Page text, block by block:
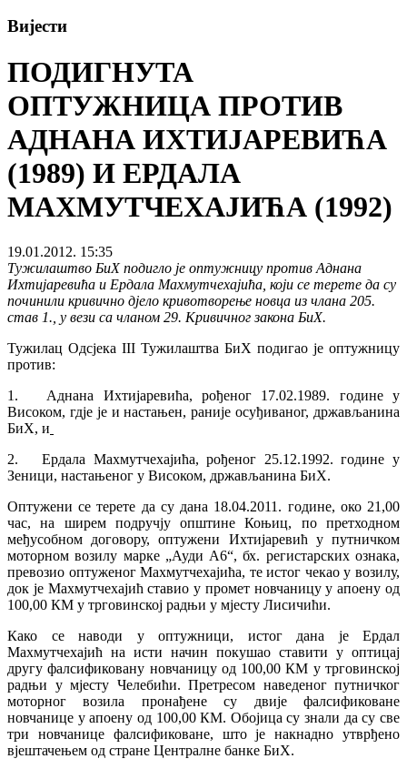
Вијести
ПОДИГНУТА
ОПТУЖНИЦА ПРОТИВ
АДНАНА ИХТИЈАРЕВИЋА
(1989) И ЕРДАЛА
МАХМУТЧЕХАЈИЋА (1992)
19.01.2012. 15:35
Тужилаштво БиХ подигло је оптужницу против Аднана
Ихтијаревића и Ердала Махмутчехајића, који се терете да су
починили кривично дјело кривотворење новца из члана 205.
став 1., у вези са чланом 29. Кривичног закона БиХ.
Тужилац Одсјека III Тужилаштва БиХ подигао је оптужницу
против:
1. Аднана Ихтијаревића, рођеног 17.02.1989. године у
Високом, гдје је и настањен, раније осуђиваног, држављанина
БиХ, и
2. Ердала Махмутчехајића, рођеног 25.12.1992. године у
Зеници, настањеног у Високом, држављанина БиХ.
Оптужени се терете да су дана 18.04.2011. године, око 21,00
час, на ширем подручју општине Коњиц, по претходном
међусобном договору, оптужени Ихтијаревић у путничком
моторном возилу марке „Ауди А6“, бх. регистарских ознака,
превозио оптуженог Махмутчехајића, те истог чекао у возилу,
док је Махмутчехајић ставио у промет новчаницу у апоену од
100,00 КМ у трговинској радњи у мјесту Лисичићи.
Како се наводи у оптужници, истог дана је Ердал
Махмутчехајић на исти начин покушао ставити у оптицај
другу фалсификовану новчаницу од 100,00 КМ у трговинској
радњи у мјесту Челебићи. Претресом наведеног путничког
моторног возила пронађене су двије фалсификоване
новчанице у апоену од 100,00 КМ. Обојица су знали да су све
три новчанице фалсификоване, што је накнадно утврђено
вјештачењем од стране Централне банке БиХ.